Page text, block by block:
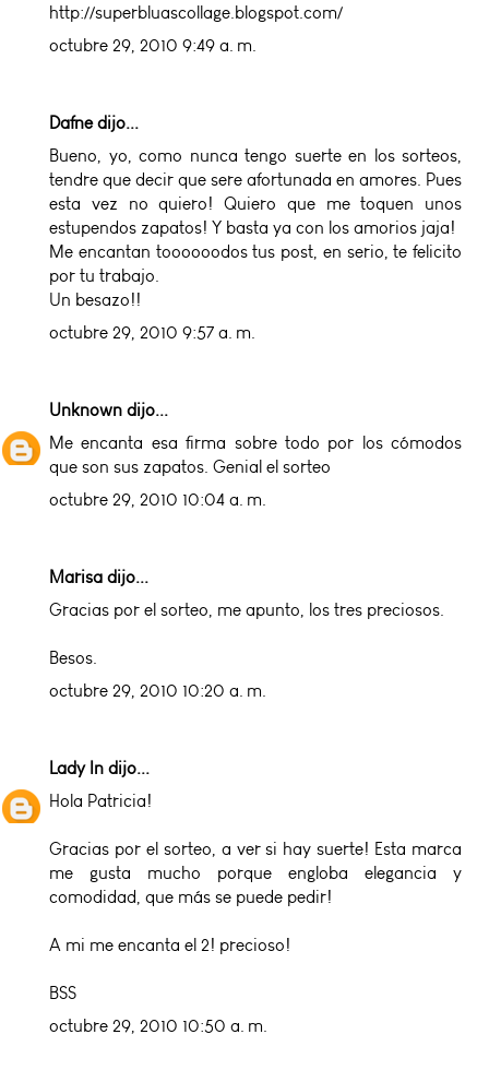
http://superbluascollage.blogspot.com/
octubre 29, 2010 9:49 a. m.
Dafne dijo...
Bueno, yo, como nunca tengo suerte en los sorteos,
tendre que decir que sere afortunada en amores. Pues
esta vez no quiero! Quiero que me toquen unos
estupendos zapatos! Y basta ya con los amorios jaja!
Me encantan toooooodos tus post, en serio, te felicito
por tu trabajo.
Un besazo!!
octubre 29, 2010 9:57 a. m.
Unknown dijo...
Me encanta esa firma sobre todo por los cómodos
que son sus zapatos. Genial el sorteo
octubre 29, 2010 10:04 a. m.
Marisa dijo...
Gracias por el sorteo, me apunto, los tres preciosos.
Besos.
octubre 29, 2010 10:20 a. m.
Lady In dijo...
Hola Patricia!
Gracias por el sorteo, a ver si hay suerte! Esta marca
me gusta mucho porque engloba elegancia y
comodidad, que más se puede pedir!
A mi me encanta el 2! precioso!
BSS
octubre 29, 2010 10:50 a. m.